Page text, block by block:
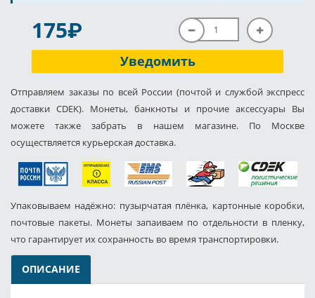
175P
Уведомить
Отправляем заказы по всей России (почтой и службой экспресс
доставки CDEK). Монеты, банкноты и прочие аксессуары Вы
можете также забрать в нашем магазине. По Москве
осуществляется курьерская доставка.
Упаковываем надёжно: пузырчатая плёнка, картонные коробки,
почтовые пакеты. Монеты запаиваем по отдельности в пленку,
что гарантирует их сохранность во время транспортировки.
ОПИСАНИЕ